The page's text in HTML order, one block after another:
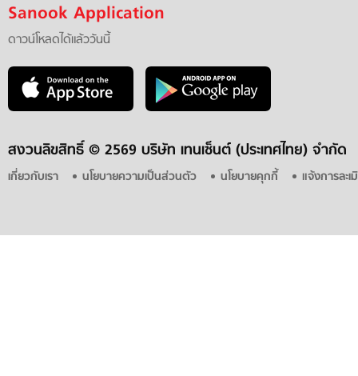
Sanook Application
ดาวน์โหลดได้แล้ววันนี้
สงวนลิขสิทธิ์ © 2569 บริษัท เทนเซ็นต์ (ประเทศไทย) จำกัด
เกี่ยวกับเรา นโยบายความเป็นส่วนตัว นโยบายคุกกี้ แจ้งการละ